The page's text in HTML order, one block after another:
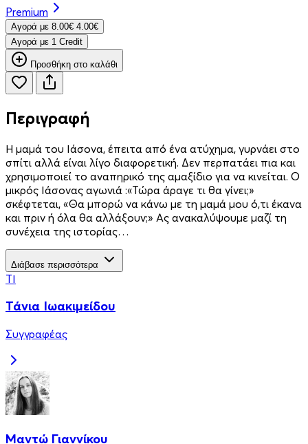
Premium
Aγορά με 8.00€ 4.00€
Aγορά με 1 Credit
Προσθήκη στο καλάθι
Περιγραφή
Η μαμά του Ιάσονα, έπειτα από ένα ατύχημα, γυρνάει στο
σπίτι αλλά είναι λίγο διαφορετική. Δεν περπατάει πια και
χρησιμοποιεί το αναπηρικό της αμαξίδιο για να κινείται. Ο
μικρός Ιάσονας αγωνιά :«Τώρα άραγε τι θα γίνει;»
σκέφτεται, «Θα μπορώ να κάνω με τη μαμά μου ό,τι έκανα
και πριν ή όλα θα αλλάξουν;» Ας ανακαλύψουμε μαζί τη
συνέχεια της ιστορίας…
Διάβασε περισσότερα
ΤΙ
Τάνια Ιωακιμείδου
Συγγραφέας
Μαντώ Γιαννίκου